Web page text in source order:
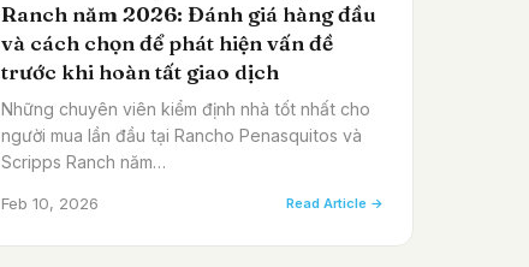
Ranch năm 2026: Đánh giá hàng đầu
và cách chọn để phát hiện vấn đề
trước khi hoàn tất giao dịch
Những chuyên viên kiểm định nhà tốt nhất cho
người mua lần đầu tại Rancho Penasquitos và
Scripps Ranch năm…
Feb 10, 2026 Read Article →